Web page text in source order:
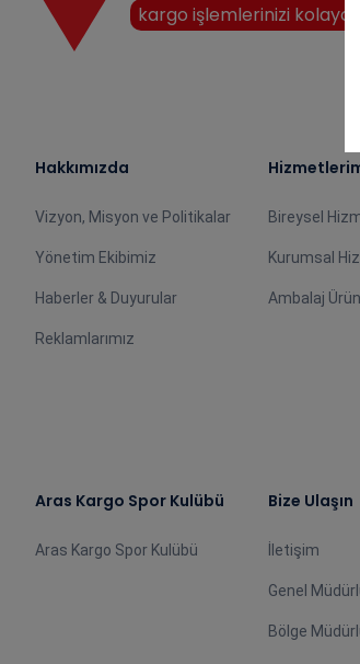
kargo işlemlerinizi kolayca
Hakkımızda
Vizyon, Misyon ve Politikalar
Yönetim Ekibimiz
Haberler & Duyurular
Reklamlarımız
Bireysel
Kurumsal
Ambalaj
Aras Kargo Spor Kulübü
Aras Kargo Spor Kulübü
Bize Ulaşın
İletişim
Genel
Bölge